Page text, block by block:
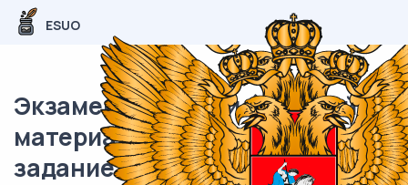
ESUO
Экзаменационный (типовой)
материал ЕГЭ / База / 01
задание (24) / 310